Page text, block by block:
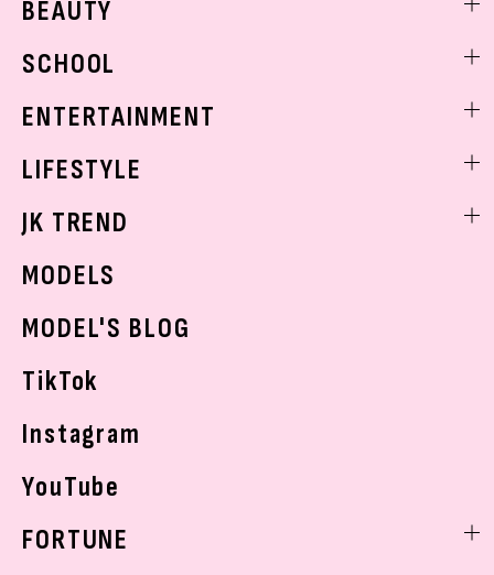
着回し
BEAUTY
ベストコスメ
ボディケア
SCHOOL
学校ヘアメイク
ENTERTAINMENT
K-POP
LIFESTYLE
モデルの購入品
おでかけ
JK TREND
MODELS
MODEL'S BLOG
TikTok
Instagram
YouTube
FORTUNE